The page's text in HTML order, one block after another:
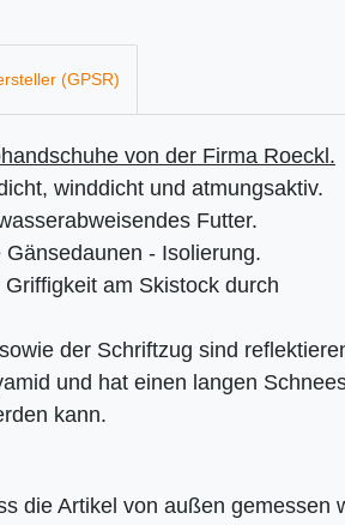
(GPSR)
von der Firma Roeckl.
winddicht und atmungsaktiv.
Futter.
- Isolierung.
am Skistock durch
der Schriftzug sind
und hat einen langen
kann.
die Artikel von außen gemessen